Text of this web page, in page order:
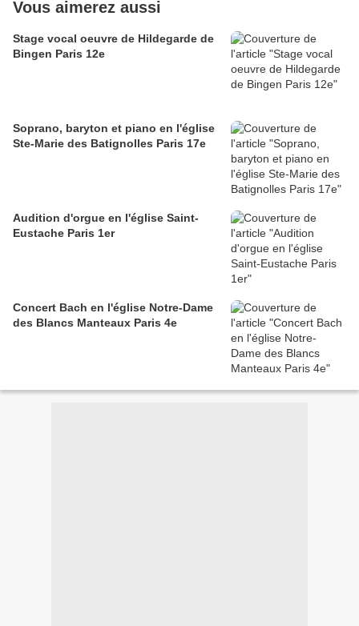
Vous aimerez aussi
Stage vocal oeuvre de Hildegarde de
Bingen Paris 12e
Soprano, baryton et piano en l'église
Ste-Marie des Batignolles Paris 17e
Audition d'orgue en l'église Saint-
Eustache Paris 1er
Concert Bach en l'église Notre-Dame
des Blancs Manteaux Paris 4e